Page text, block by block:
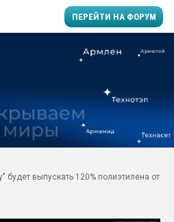
ПЕРЕЙТИ НА ФОРУМ
29.07.2026 ФРП помог
заводу пластмасс"
будет выпускать 120% полиэтилена от